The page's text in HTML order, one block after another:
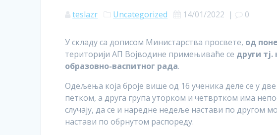
teslazr Uncategorized 14/01/2022 | 0
У складу са дописом Министарства просвете, од
територији АП Војводине примењиваће се други
образовно-васпитног рада.
Одељења која броје више од 16 ученика деле се у
петком, а друга група уторком и четвртком има
случају, да се и наредне недеље настави по другом
настави по обрнутом распореду.